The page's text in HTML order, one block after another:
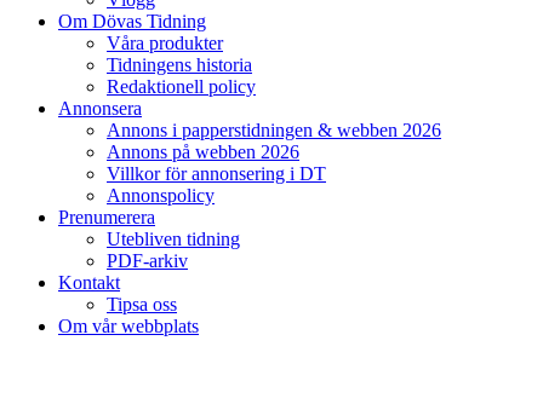
Om Dövas Tidning
Våra produkter
Tidningens historia
Redaktionell policy
Annonsera
Annons i papperstidningen & webben 2026
Annons på webben 2026
Villkor för annonsering i DT
Annonspolicy
Prenumerera
Utebliven tidning
PDF-arkiv
Kontakt
Tipsa oss
Om vår webbplats